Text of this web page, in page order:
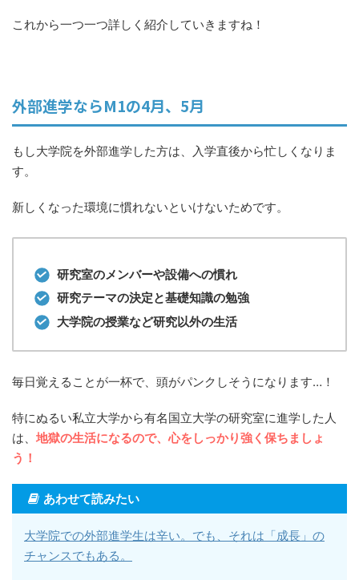
これから一つ一つ詳しく紹介していきますね！
外部進学ならM1の4月、5月
もし大学院を外部進学した方は、入学直後から忙しくなりま
す。
新しくなった環境に慣れないといけないためです。
研究室のメンバーや設備への慣れ
研究テーマの決定と基礎知識の勉強
大学院の授業など研究以外の生活
毎日覚えることが一杯で、頭がパンクしそうになります…！
特にぬるい私立大学から有名国立大学の研究室に進学した人
は、 地獄の生活になるので、心をしっかり強く保ちましょ
う！
あわせて読みたい
大学院での外部進学生は辛い。でも、それは「成長」の
チャンスでもある。